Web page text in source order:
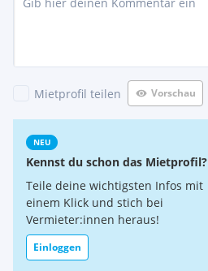
Mietprofil teilen Vorschau
NEU
Kennst du schon das Mietprofil?
Teile deine wichtigsten Infos mit
einem Klick und stich bei
Vermieter:innen heraus!
Einloggen